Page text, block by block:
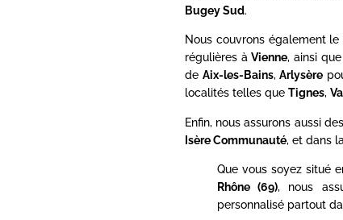
Bugey Sud.
Nous couvrons également
régulières àVienne, ainsi
de Aix-les-Bains,Arlysère
localités telles que Tignes,
Enfin, nous assurons aussi
Isère Communauté, et dans
Que vous soyez situé
Rhône (69), nous
personnalisé partout